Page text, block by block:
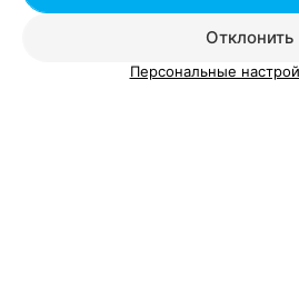
Отклонить
Персональные